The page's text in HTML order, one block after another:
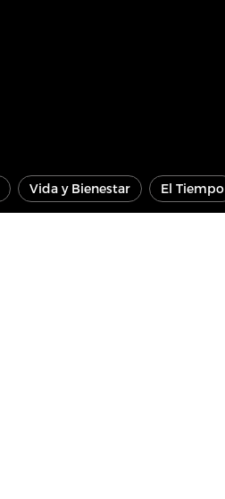
Vida y Bienestar El Tiempo